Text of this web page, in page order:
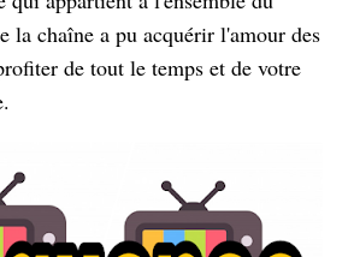
la chaîne a pu acquérir l'amour des
de tout le temps et de votre